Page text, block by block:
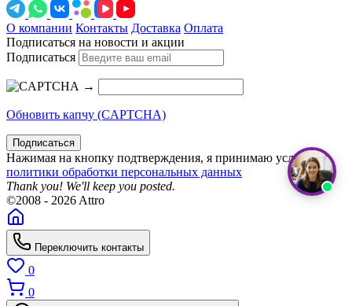
О компании Контакты Доставка Оплата
Подписаться на новости и акции
Подписаться
→
Обновить капчу (CAPTCHA)
Подписаться
Нажимая на кнопку подтверждения, я принимаю условия
политики обработки персональных данных
Thank you! We'll keep you posted.
©2008 - 2026 Attro
Переключить контакты
0
0